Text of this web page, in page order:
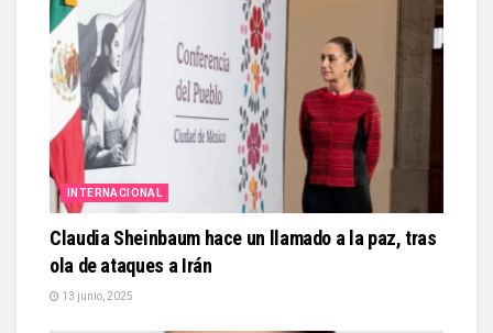
INTERNACIONAL
Claudia Sheinbaum hace un llamado a la paz, tras
ola de ataques a Irán
13 junio, 2025